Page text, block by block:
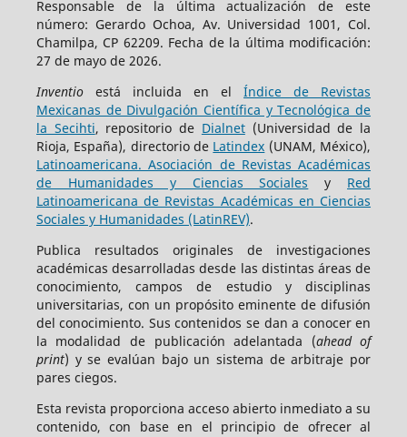
Responsable de la última actualización de este
número: Gerardo Ochoa, Av. Universidad 1001, Col.
Chamilpa, CP 62209. Fecha de la última modificación:
27 de mayo de 2026.
Inventioestá incluida en elÍndice de Revistas
Mexicanas de Divulgación Científica y Tecnológica de
la Secihti, repositorio de Dialnet(Universidad de la
Rioja, España), directorio de Latindex (UNAM, México),
Latinoamericana. Asociación de Revistas Académicas
de Humanidades y Ciencias Sociales y Red
Latinoamericana de Revistas Académicas en Ciencias
Sociales y Humanidades (LatinREV).
Publica resultados originales de investigaciones
académicas desarrolladas desde las distintas áreas de
conocimiento, campos de estudio y disciplinas
universitarias, con un propósito eminente de difusión
del conocimiento. Sus contenidos se dan a conocer en
la modalidad de publicación adelantada (ahead of
print) y se evalúan bajo un sistema de arbitraje por
pares ciegos.
Esta revista proporciona acceso abierto inmediato a su
contenido, con base en el principio de ofrecer al